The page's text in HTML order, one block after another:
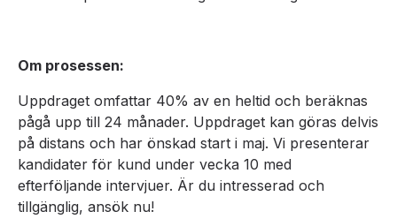
Om prosessen:
Uppdraget omfattar 40% av en heltid och beräknas
pågå upp till 24 månader. Uppdraget kan göras delvis
på distans och har önskad start i maj. Vi presenterar
kandidater för kund under vecka 10 med
efterföljande intervjuer. Är du intresserad och
tillgänglig, ansök nu!